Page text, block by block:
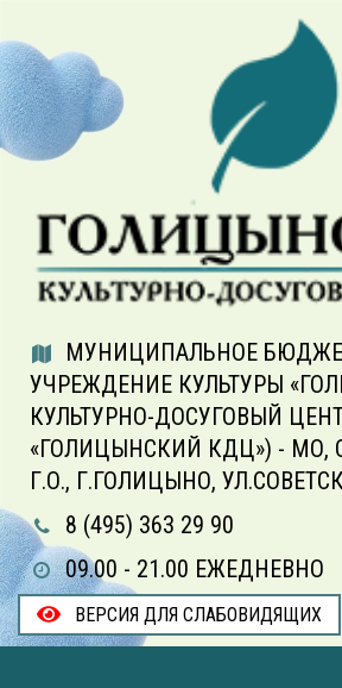
МУНИЦИПАЛЬНОЕ
УЧРЕЖДЕНИЕ КУЛЬТУРЫ
КУЛЬТУРНО-ДОСУГОВЫЙ
«ГОЛИЦЫНСКИЙ КДЦ») - МО,
Г.О., Г.ГОЛИЦЫНО,
8 (495) 363 29 90
09.00 - 21.00 ЕЖЕДНЕВНО
ВЕРСИЯ ДЛЯ СЛАБОВИДЯЩИХ